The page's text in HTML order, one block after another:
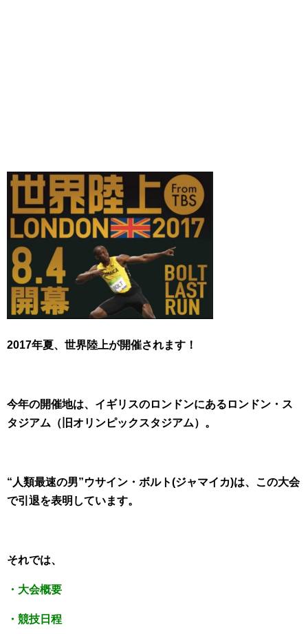
2017年夏、世界陸上が開催されます！
今年の開催地は、イギリスのロンドンにあるロンドン・ス
タジアム（旧オリンピックスタジアム）。
“人類最速の男”ウサイン・ボルト(ジャマイカ)は、この大会
で引退を表明しています。
それでは、
・大会概要
・競技日程